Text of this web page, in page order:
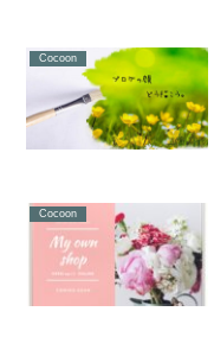
Cocoon
Cocoon